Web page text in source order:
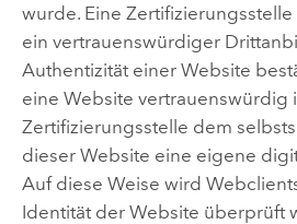
wurde. Eine
ein vertrauenswürdiger
Authentizität einer Website
eine Website vertrauenswürdig
Zertifizierungsstelle dem
dieser Website eine eigene
Auf diese Weise wird
Identität der Website überprüft